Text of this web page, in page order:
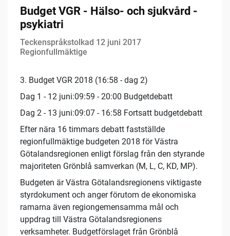
Budget VGR - Hälso- och sjukvård -
psykiatri
Teckenspråkstolkad 12 juni 2017
Regionfullmäktige
3. Budget VGR 2018 (16:58 - dag 2)
Dag 1 - 12 juni:09:59 - 20:00 Budgetdebatt
Dag 2 - 13 juni:09:07 - 16:58 Fortsatt budgetdebatt
Efter nära 16 timmars debatt fastställde
regionfullmäktige budgeten 2018 för Västra
Götalandsregionen enligt förslag från den styrande
majoriteten Grönblå samverkan (M, L, C, KD, MP).
Budgeten är Västra Götalandsregionens viktigaste
styrdokument och anger förutom de ekonomiska
ramarna även regiongemensamma mål och
uppdrag till Västra Götalandsregionens
verksamheter. Budgetförslaget från Grönblå